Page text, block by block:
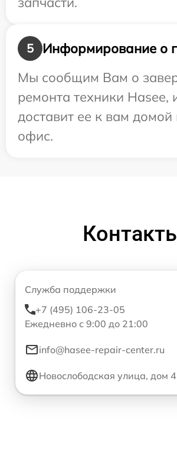
5
Информирование о
Мы сообщим Вам о
ремонта техники Hasee,
доставит ее к вам домой
офис.
Служба поддержки
+7 (495) 106-23-05
Ежедневно с 9:00 до 21:00
info@hasee-repair-center.ru
Новослободская улица, дом 4